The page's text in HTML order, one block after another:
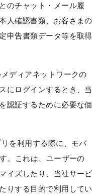
のチャット・メール履
人確認書類、お客さまの
申告書類データ等を取得
ディアネットワークの
にログインするとき、当
認証するために必要な個
を利用する際に、モバ
。これは、ユーザーの
イズしたり、当社サービ
りする目的で利用してい